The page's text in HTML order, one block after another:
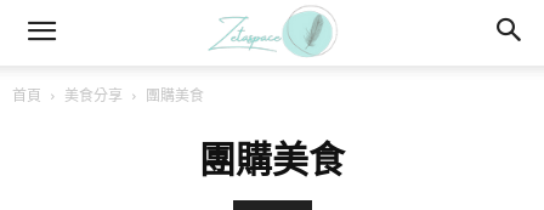
首頁 美食分享 團購美食
團購美食